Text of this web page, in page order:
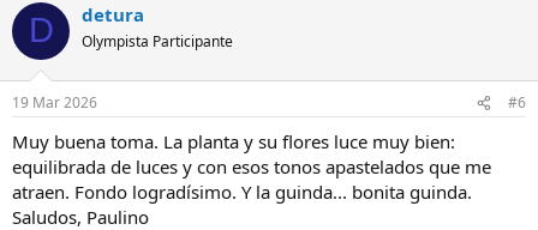
D detura
Olympista Participante
19 Mar 2026 #6
Muy buena toma. La planta y su flores luce muy bien:
equilibrada de luces y con esos tonos apastelados que me
atraen. Fondo logradísimo. Y la guinda... bonita guinda.
Saludos, Paulino